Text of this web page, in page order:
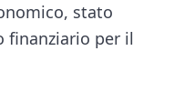
stato
finanziario per il